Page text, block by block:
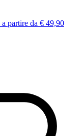
a partire da € 49,90